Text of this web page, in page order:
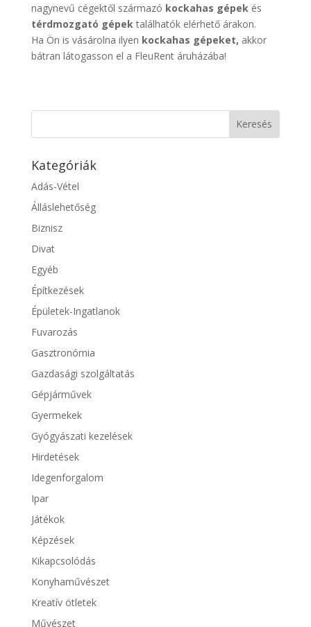
nagynevű cégektől származó kockahas gépek és
térdmozgató gépek találhatók elérhető árakon.
Ha Ön is vásárolna ilyen kockahas gépeket, akkor
bátran látogasson el a FleuRent áruházába!
Kategóriák
Adás-Vétel
Álláslehetőség
Biznisz
Divat
Egyéb
Építkezések
Épületek-Ingatlanok
Fuvarozás
Gasztronómia
Gazdasági szolgáltatás
Gépjárművek
Gyermekek
Gyógyászati kezelések
Hirdetések
Idegenforgalom
Ipar
Játékok
Képzések
Kikapcsolódás
Konyhaművészet
Kreatív ötletek
Művészet